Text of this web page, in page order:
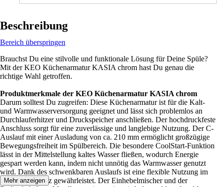
Beschreibung
Bereich überspringen
Brauchst Du eine stilvolle und funktionale Lösung für Deine Spüle?
Mit der KEO Küchenarmatur KASIA chrom hast Du genau die
richtige Wahl getroffen.
Produktmerkmale der KEO Küchenarmatur KASIA chrom
Darum solltest Du zugreifen: Diese Küchenarmatur ist für die Kalt-
und Warmwasserversorgung geeignet und lässt sich problemlos an
Durchlauferhitzer und Druckspeicher anschließen. Der hochdruckfeste
Anschluss sorgt für eine zuverlässige und langlebige Nutzung. Der C-
Auslauf mit einer Ausladung von ca. 210 mm ermöglicht großzügige
Bewegungsfreiheit im Spülbereich. Die besondere CoolStart-Funktion
lässt in der Mittelstellung kaltes Wasser fließen, wodurch Energie
gespart werden kann, indem nicht unnötig das Warmwasser genutzt
wird. Dank des schwenkbaren Auslaufs ist eine flexible Nutzung im
täglichen Einsatz gewährleistet. Der Einhebelmischer und der
Mehr anzeigen